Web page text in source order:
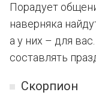
Порадует
наверняка
а у них – для
составлять
Скорпион